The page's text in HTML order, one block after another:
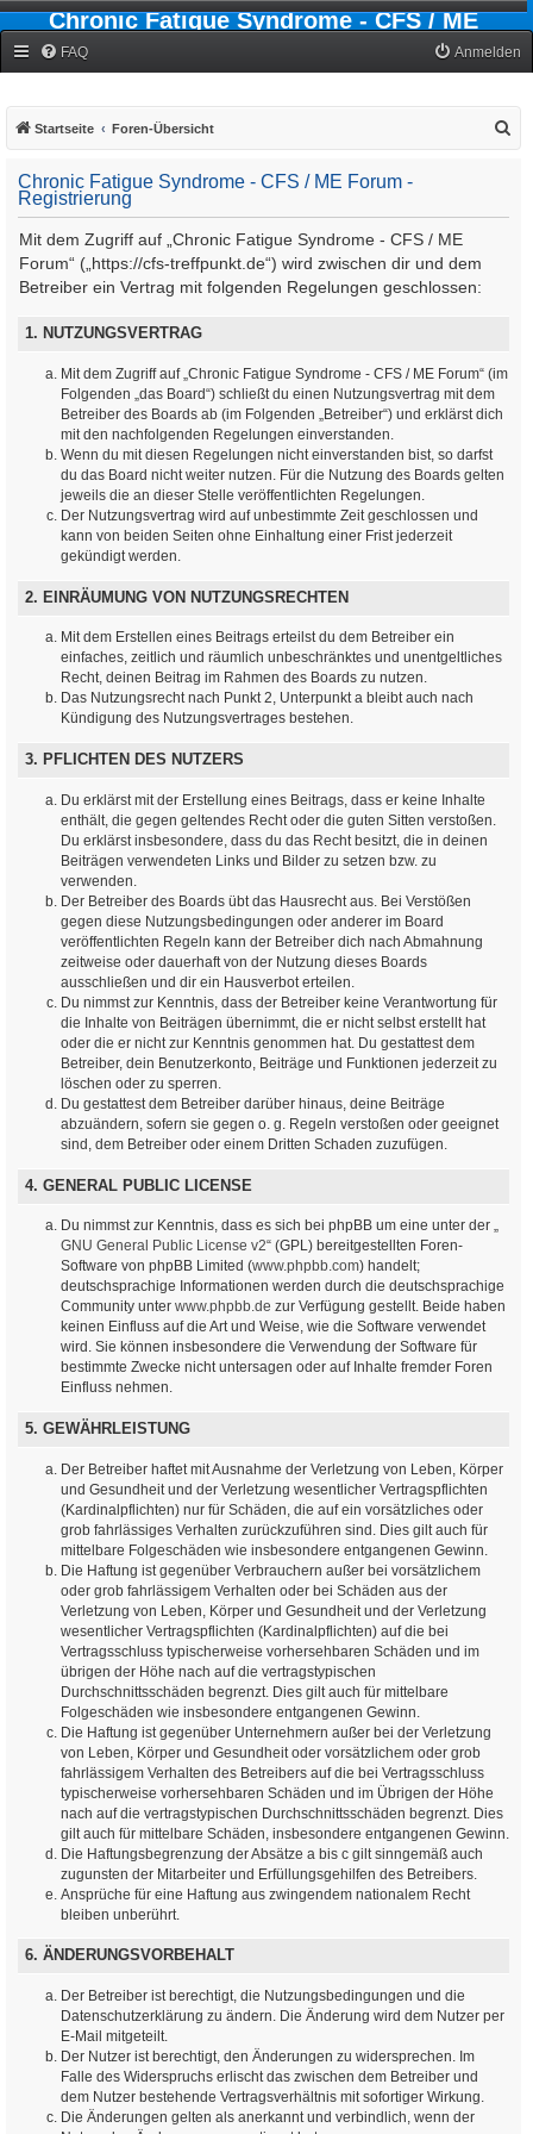
Chronic Fatigue Syndrome - CFS / ME
FAQ Anmelden
Startseite Foren-Übersicht
Chronic Fatigue Syndrome - CFS / ME Forum -
Registrierung
Mit dem Zugriff auf „Chronic Fatigue Syndrome - CFS / ME
Forum“ („https://cfs-treffpunkt.de“) wird zwischen dir und dem
Betreiber ein Vertrag mit folgenden Regelungen geschlossen:
1. NUTZUNGSVERTRAG
Mit dem Zugriff auf „Chronic Fatigue Syndrome - CFS / ME Forum“ (im
Folgenden „das Board“) schließt du einen Nutzungsvertrag mit dem
Betreiber des Boards ab (im Folgenden „Betreiber“) und erklärst dich
mit den nachfolgenden Regelungen einverstanden.
Wenn du mit diesen Regelungen nicht einverstanden bist, so darfst
du das Board nicht weiter nutzen. Für die Nutzung des Boards gelten
jeweils die an dieser Stelle veröffentlichten Regelungen.
Der Nutzungsvertrag wird auf unbestimmte Zeit geschlossen und
kann von beiden Seiten ohne Einhaltung einer Frist jederzeit
gekündigt werden.
2. EINRÄUMUNG VON NUTZUNGSRECHTEN
Mit dem Erstellen eines Beitrags erteilst du dem Betreiber ein
einfaches, zeitlich und räumlich unbeschränktes und unentgeltliches
Recht, deinen Beitrag im Rahmen des Boards zu nutzen.
Das Nutzungsrecht nach Punkt 2, Unterpunkt a bleibt auch nach
Kündigung des Nutzungsvertrages bestehen.
3. PFLICHTEN DES NUTZERS
Du erklärst mit der Erstellung eines Beitrags, dass er keine Inhalte
enthält, die gegen geltendes Recht oder die guten Sitten verstoßen.
Du erklärst insbesondere, dass du das Recht besitzt, die in deinen
Beiträgen verwendeten Links und Bilder zu setzen bzw. zu
verwenden.
Der Betreiber des Boards übt das Hausrecht aus. Bei Verstößen
gegen diese Nutzungsbedingungen oder anderer im Board
veröffentlichten Regeln kann der Betreiber dich nach Abmahnung
zeitweise oder dauerhaft von der Nutzung dieses Boards
ausschließen und dir ein Hausverbot erteilen.
Du nimmst zur Kenntnis, dass der Betreiber keine Verantwortung für
die Inhalte von Beiträgen übernimmt, die er nicht selbst erstellt hat
oder die er nicht zur Kenntnis genommen hat. Du gestattest dem
Betreiber, dein Benutzerkonto, Beiträge und Funktionen jederzeit zu
löschen oder zu sperren.
Du gestattest dem Betreiber darüber hinaus, deine Beiträge
abzuändern, sofern sie gegen o. g. Regeln verstoßen oder geeignet
sind, dem Betreiber oder einem Dritten Schaden zuzufügen.
4. GENERAL PUBLIC LICENSE
Du nimmst zur Kenntnis, dass es sich bei phpBB um eine unter der „
GNU General Public License v2“ (GPL) bereitgestellten Foren-
Software von phpBB Limited (www.phpbb.com) handelt;
deutschsprachige Informationen werden durch die deutschsprachige
Community unter www.phpbb.de zur Verfügung gestellt. Beide haben
keinen Einfluss auf die Art und Weise, wie die Software verwendet
wird. Sie können insbesondere die Verwendung der Software für
bestimmte Zwecke nicht untersagen oder auf Inhalte fremder Foren
Einfluss nehmen.
5. GEWÄHRLEISTUNG
Der Betreiber haftet mit Ausnahme der Verletzung von Leben, Körper
und Gesundheit und der Verletzung wesentlicher Vertragspflichten
(Kardinalpflichten) nur für Schäden, die auf ein vorsätzliches oder
grob fahrlässiges Verhalten zurückzuführen sind. Dies gilt auch für
mittelbare Folgeschäden wie insbesondere entgangenen Gewinn.
Die Haftung ist gegenüber Verbrauchern außer bei vorsätzlichem
oder grob fahrlässigem Verhalten oder bei Schäden aus der
Verletzung von Leben, Körper und Gesundheit und der Verletzung
wesentlicher Vertragspflichten (Kardinalpflichten) auf die bei
Vertragsschluss typischerweise vorhersehbaren Schäden und im
übrigen der Höhe nach auf die vertragstypischen
Durchschnittsschäden begrenzt. Dies gilt auch für mittelbare
Folgeschäden wie insbesondere entgangenen Gewinn.
Die Haftung ist gegenüber Unternehmern außer bei der Verletzung
von Leben, Körper und Gesundheit oder vorsätzlichem oder grob
fahrlässigem Verhalten des Betreibers auf die bei Vertragsschluss
typischerweise vorhersehbaren Schäden und im Übrigen der Höhe
nach auf die vertragstypischen Durchschnittsschäden begrenzt. Dies
gilt auch für mittelbare Schäden, insbesondere entgangenen Gewinn.
Die Haftungsbegrenzung der Absätze a bis c gilt sinngemäß auch
zugunsten der Mitarbeiter und Erfüllungsgehilfen des Betreibers.
Ansprüche für eine Haftung aus zwingendem nationalem Recht
bleiben unberührt.
6. ÄNDERUNGSVORBEHALT
Der Betreiber ist berechtigt, die Nutzungsbedingungen und die
Datenschutzerklärung zu ändern. Die Änderung wird dem Nutzer per
E-Mail mitgeteilt.
Der Nutzer ist berechtigt, den Änderungen zu widersprechen. Im
Falle des Widerspruchs erlischt das zwischen dem Betreiber und
dem Nutzer bestehende Vertragsverhältnis mit sofortiger Wirkung.
Die Änderungen gelten als anerkannt und verbindlich, wenn der